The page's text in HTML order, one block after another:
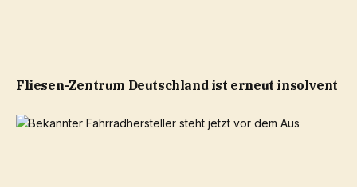
Fliesen-Zentrum Deutschland ist erneut insolvent